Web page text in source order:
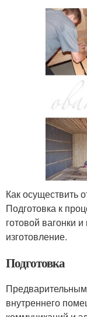
Как осуществить
Подготовка к
готовой вагонки
изготовление.
Подготовка
внутреннего